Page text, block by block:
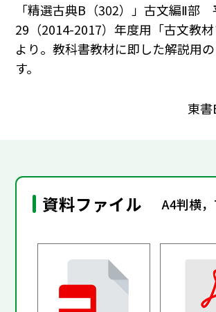
「精選古典B（302）」古文編Ⅱ部
29（2014-2017）年度用「古文教材
より。教科書教材に即した解説用
す。
東
資料ファイル A4判横